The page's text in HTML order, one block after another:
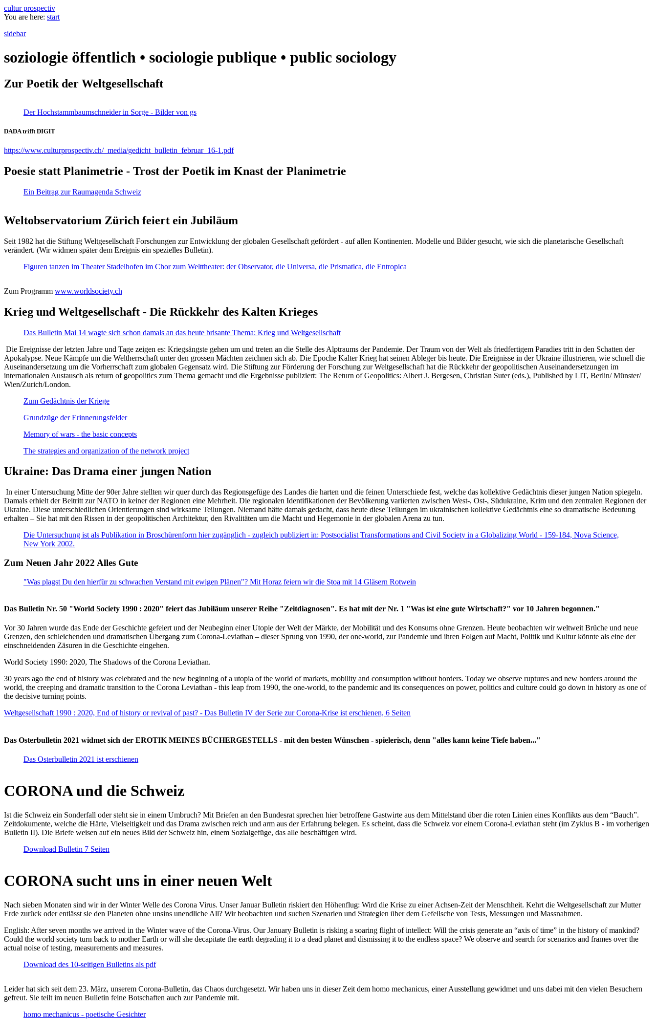
cultur prospectiv
You are here: start
sidebar
soziologie öffentlich • sociologie publique • public sociology
Zur Poetik der Weltgesellschaft
Der Hochstammbaumschneider in Sorge - Bilder von gs
DADA trifft DIGIT
https://www.culturprospectiv.ch/_media/gedicht_bulletin_februar_16-1.pdf
Poesie statt Planimetrie - Trost der Poetik im Knast der Planimetrie
Ein Beitrag zur Raumagenda Schweiz
Weltobservatorium Zürich feiert ein Jubiläum
Seit 1982 hat die Stiftung Weltgesellschaft Forschungen zur Entwicklung der globalen Gesellschaft gefördert - auf allen Kontinenten. Modelle und Bilder gesucht, wie sich die planetarische Gesellschaft
verändert. (Wir widmen später dem Ereignis ein spezielles Bulletin).
Figuren tanzen im Theater Stadelhofen im Chor zum Welttheater: der Observator, die Universa, die Prismatica, die Entropica
Zum Programm www.worldsociety.ch
Krieg und Weltgesellschaft - Die Rückkehr des Kalten Krieges
Das Bulletin Mai 14 wagte sich schon damals an das heute brisante Thema: Krieg und Weltgesellschaft
Die Ereignisse der letzten Jahre und Tage zeigen es: Kriegsängste gehen um und treten an die Stelle des Alptraums der Pandemie. Der Traum von der Welt als friedfertigem Paradies tritt in den Schatten der
Apokalypse. Neue Kämpfe um die Weltherrschaft unter den grossen Mächten zeichnen sich ab. Die Epoche Kalter Krieg hat seinen Ableger bis heute. Die Ereignisse in der Ukraine illustrieren, wie schnell die
Auseinandersetzung um die Vorherrschaft zum globalen Gegensatz wird. Die Stiftung zur Förderung der Forschung zur Weltgesellschaft hat die Rückkehr der geopolitischen Auseinandersetzungen im
internationalen Austausch als return of geopolitics zum Thema gemacht und die Ergebnisse publiziert: The Return of Geopolitics: Albert J. Bergesen, Christian Suter (eds.), Published by LIT, Berlin/ Münster/
Wien/Zurich/London.
Zum Gedächtnis der Kriege
Grundzüge der Erinnerungsfelder
Memory of wars - the basic concepts
The strategies and organization of the network project
Ukraine: Das Drama einer jungen Nation
In einer Untersuchung Mitte der 90er Jahre stellten wir quer durch das Regionsgefüge des Landes die harten und die feinen Unterschiede fest, welche das kollektive Gedächtnis dieser jungen Nation spiegeln.
Damals erhielt der Beitritt zur NATO in keiner der Regionen eine Mehrheit. Die regionalen Identifikationen der Bevölkerung variierten zwischen West-, Ost-, Südukraine, Krim und den zentralen Regionen der
Ukraine. Diese unterschiedlichen Orientierungen sind wirksame Teilungen. Niemand hätte damals gedacht, dass heute diese Teilungen im ukrainischen kollektive Gedächtnis eine so dramatische Bedeutung
erhalten – Sie hat mit den Rissen in der geopolitischen Architektur, den Rivalitäten um die Macht und Hegemonie in der globalen Arena zu tun.
Die Untersuchung ist als Publikation in Broschürenform hier zugänglich - zugleich publiziert in: Postsocialist Transformations and Civil Society in a Globalizing World - 159-184, Nova Science,
New York 2002.
Zum Neuen Jahr 2022 Alles Gute
"Was plagst Du den hierfür zu schwachen Verstand mit ewigen Plänen"? Mit Horaz feiern wir die Stoa mit 14 Gläsern Rotwein
Das Bulletin Nr. 50 "World Society 1990 : 2020" feiert das Jubiläum unserer Reihe "Zeitdiagnosen". Es hat mit der Nr. 1 "Was ist eine gute Wirtschaft?" vor 10 Jahren begonnen."
Vor 30 Jahren wurde das Ende der Geschichte gefeiert und der Neubeginn einer Utopie der Welt der Märkte, der Mobilität und des Konsums ohne Grenzen. Heute beobachten wir weltweit Brüche und neue
Grenzen, den schleichenden und dramatischen Übergang zum Corona-Leviathan – dieser Sprung von 1990, der one-world, zur Pandemie und ihren Folgen auf Macht, Politik und Kultur könnte als eine der
einschneidenden Zäsuren in die Geschichte eingehen.
World Society 1990: 2020, The Shadows of the Corona Leviathan.
30 years ago the end of history was celebrated and the new beginning of a utopia of the world of markets, mobility and consumption without borders. Today we observe ruptures and new borders around the
world, the creeping and dramatic transition to the Corona Leviathan - this leap from 1990, the one-world, to the pandemic and its consequences on power, politics and culture could go down in history as one of
the decisive turning points.
Weltgesellschaft 1990 : 2020, End of history or revival of past? - Das Bulletin IV der Serie zur Corona-Krise ist erschienen, 6 Seiten
Das Osterbulletin 2021 widmet sich der EROTIK MEINES BÜCHERGESTELLS - mit den besten Wünschen - spielerisch, denn "alles kann keine Tiefe haben..."
Das Osterbulletin 2021 ist erschienen
CORONA und die Schweiz
Ist die Schweiz ein Sonderfall oder steht sie in einem Umbruch? Mit Briefen an den Bundesrat sprechen hier betroffene Gastwirte aus dem Mittelstand über die roten Linien eines Konflikts aus dem “Bauch”.
Zeitdokumente, welche die Härte, Vielseitigkeit und das Drama zwischen reich und arm aus der Erfahrung belegen. Es scheint, dass die Schweiz vor einem Corona-Leviathan steht (im Zyklus B - im vorherigen
Bulletin II). Die Briefe weisen auf ein neues Bild der Schweiz hin, einem Sozialgefüge, das alle beschäftigen wird.
Download Bulletin 7 Seiten
CORONA sucht uns in einer neuen Welt
Nach sieben Monaten sind wir in der Winter Welle des Corona Virus. Unser Januar Bulletin riskiert den Höhenflug: Wird die Krise zu einer Achsen-Zeit der Menschheit. Kehrt die Weltgesellschaft zur Mutter
Erde zurück oder entlässt sie den Planeten ohne unsins unendliche All? Wir beobachten und suchen Szenarien und Strategien über dem Gefeilsche von Tests, Messungen und Massnahmen.
English: After seven months we arrived in the Winter wave of the Corona-Virus. Our January Bulletin is risking a soaring flight of intellect: Will the crisis generate an “axis of time” in the history of mankind?
Could the world society turn back to mother Earth or will she decapitate the earth degrading it to a dead planet and dismissing it to the endless space? We observe and search for scenarios and frames over the
actual noise of testing, measurements and measures.
Download des 10-seitigen Bulletins als pdf
Leider hat sich seit dem 23. März, unserem Corona-Bulletin, das Chaos durchgesetzt. Wir haben uns in dieser Zeit dem homo mechanicus, einer Ausstellung gewidmet und uns dabei mit den vielen Besuchern
gefreut. Sie teilt im neuen Bulletin feine Botschaften auch zur Pandemie mit.
homo mechanicus - poetische Gesichter